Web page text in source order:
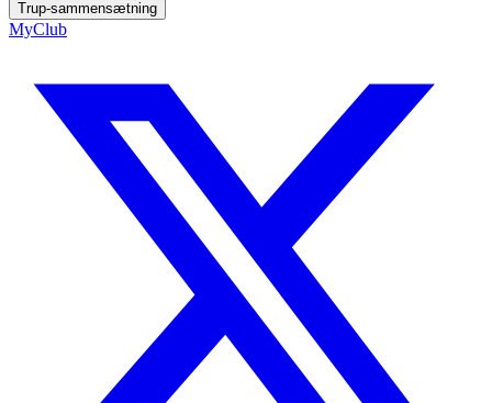
Trup-sammensætning
MyClub